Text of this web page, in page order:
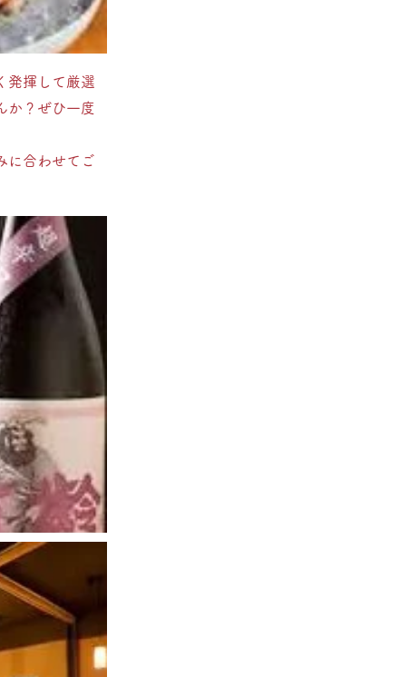
発揮して厳選
か？ぜひ一度
に合わせてご